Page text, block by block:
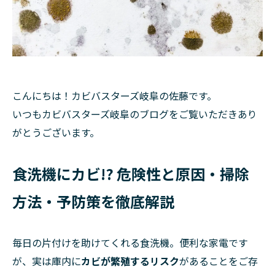
こんにちは！カビバスターズ岐阜の佐藤です。
いつもカビバスターズ岐阜のブログをご覧いただきあり
がとうございます。
食洗機にカビ!? 危険性と原因・掃除
方法・予防策を徹底解説
毎日の片付けを助けてくれる食洗機。便利な家電です
が、実は庫内にカビが繁殖するリスクがあることをご存